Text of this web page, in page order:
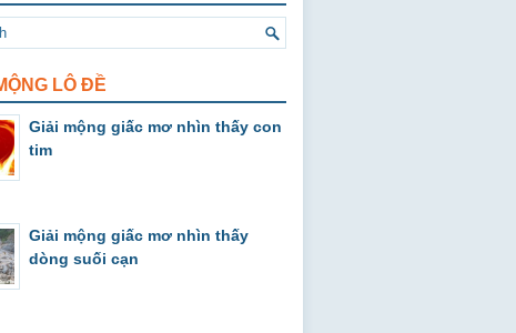
LÔ ĐỀ
Giải mộng giấc mơ nhìn thấy con
tim
Giải mộng giấc mơ nhìn thấy
dòng suối cạn